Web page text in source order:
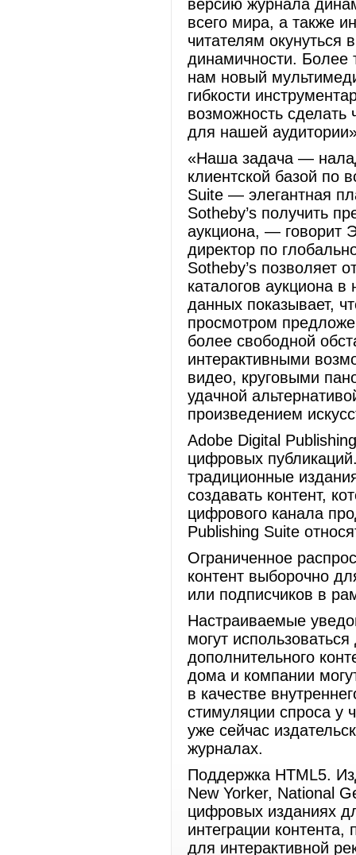
версию журнала
всего мира, а также
читателям окунуться
динамичности. Более
нам новый
гибкости
возможность
для нашей
«Наша задача —
клиентской базой по
Suite — элегантная
Sotheby’s получить
аукциона, — говорит
директор по
Sotheby’s позволяет
каталогов аукциона
данных показывает,
просмотром
более свободной
интерактивными
видео, круговыми
удачной
произведением
Adobe Digital
цифровых
традиционные
создавать контент,
цифрового канала
Publishing Suite
Ограниченное
контент выборочно
или подписчиков в
Настраиваемые
могут
дополнительного
дома и компании
в качестве
стимуляции спроса у
уже сейчас
журналах.
Поддержка HTML5.
New Yorker, National
цифровых изданиях
интеграции
для интерактивной